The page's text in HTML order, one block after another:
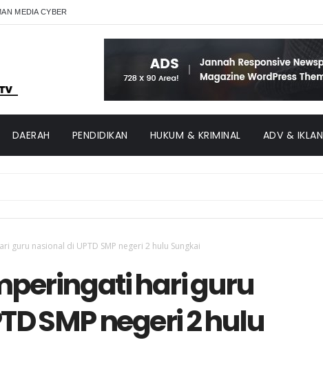
MEDIA CYBER
DAERAH PENDIDIKAN HUKUM & KRIMINAL ADV & IKLAN
guru nasional di UPTD SMP negeri 2 hulu Sungkai
hari guru
SMP negeri 2 hulu